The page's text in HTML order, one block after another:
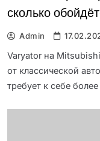
сколько
Admin
Varyator на
от классической
требует к себе